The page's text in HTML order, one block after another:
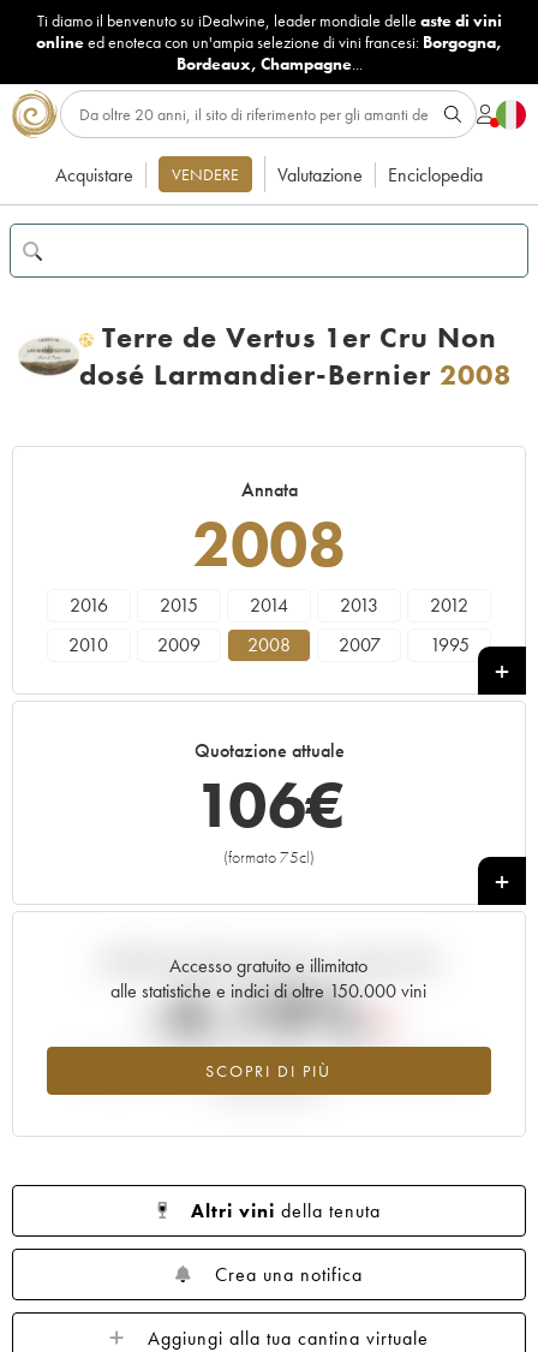
Ti diamo il benvenuto su iDealwine, leader mondiale delle aste di vini
onlineed enoteca con un'ampia selezione di vini francesi: Borgogna,
Bordeaux, Champagne...
Acquistare VENDERE Valutazione Enciclopedia
H Terre de Vertus 1er Cru Non
dosé Larmandier-Bernier 2008
Annata
2008
2016 2015 2014 2013
2012
2010
2009 2008 2007
1995
Quotazione attuale
106€
(formato 75cl)
+
Accesso gratuito e illimitato
alle statistiche e indici di oltre 150.000 vini
SCOPRI DI PIÙ
Andamento della quotazione in tempo reale
-4.19%
Tendenza al ribasso per il valore dell'annata 2008 nel 2026
Altri vini della tenuta
Crea una notifica
Aggiungi alla tua cantina virtuale